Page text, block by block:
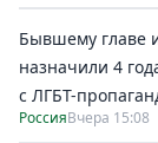
Бывшему главе
назначили 4
с ЛГБТ-
РоссияВчера 15:08